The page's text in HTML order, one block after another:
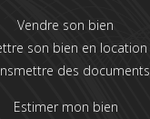
Vendre son bien
son bien en location
des documents
Estimer mon bien